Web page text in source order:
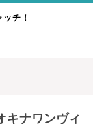
チ！
キナワンヴィ